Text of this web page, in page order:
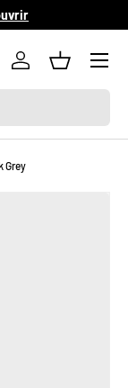
Se connecter
Panier
Grey